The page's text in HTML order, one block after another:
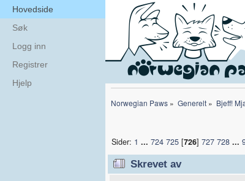
Hovedside
Søk
Logg inn
Registrer
Hjelp
Norwegian Paws » Generelt» Bjeff!
Sider: 1 ... 724 725[726] 727 728 ...
Skrevet av